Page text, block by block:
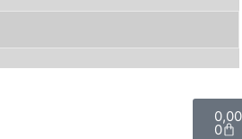
0